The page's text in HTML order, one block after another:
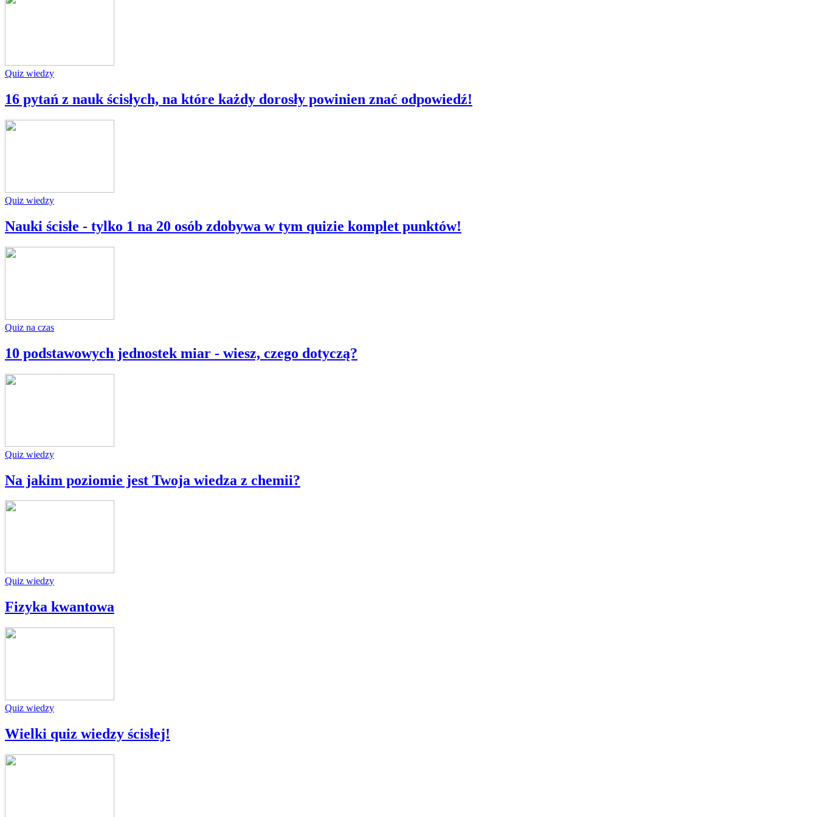
Quiz wiedzy
16 pytań z nauk ścisłych, na które każdy dorosły powinien znać odpowiedź!
Quiz wiedzy
Nauki ścisłe - tylko 1 na 20 osób zdobywa w tym quizie komplet punktów!
Quiz na czas
10 podstawowych jednostek miar - wiesz, czego dotyczą?
Quiz wiedzy
Na jakim poziomie jest Twoja wiedza z chemii?
Quiz wiedzy
Fizyka kwantowa
Quiz wiedzy
Wielki quiz wiedzy ścisłej!